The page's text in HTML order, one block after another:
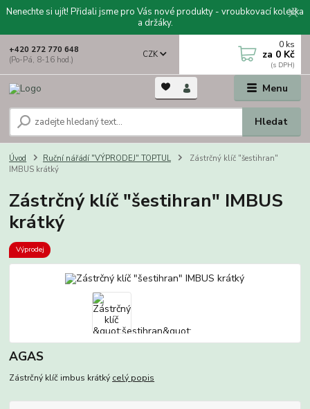
Nenechte si ujít! Přidali jsme pro Vás nové produkty - vroubkovací kolečka
a držáky.
Menu
CZK
Hledat
+420 272 770 648
(Po-Pá, 8-16 hod.)
0 ks
za 0 Kč
Úvod Ruční nářádí "VÝPRODEJ" TOPTUL
Zástrčný klíč "šestihran"
IMBUS krátký
Zástrčný klíč "šestihran" IMBUS
krátký
Výprodej
AGAS
Zástrčný klíč imbus krátký celý popis